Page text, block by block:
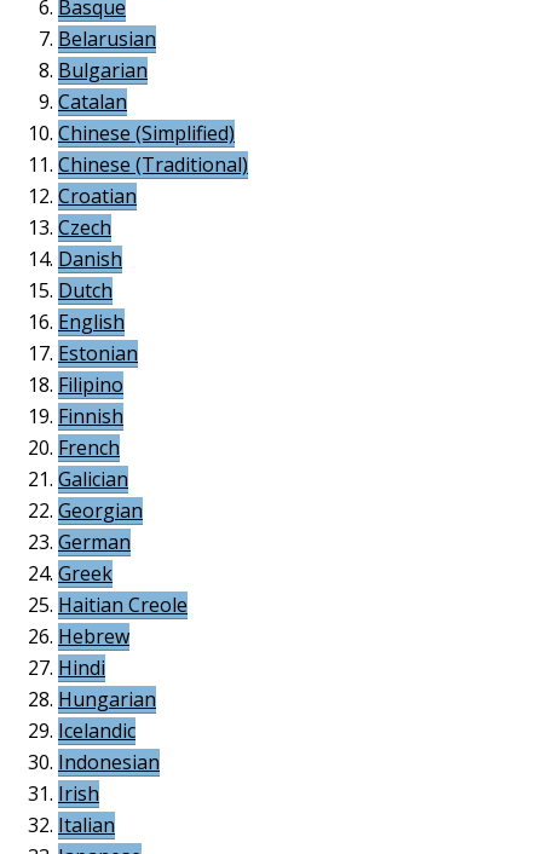
Basque
Belarusian
Bulgarian
Catalan
Chinese (Simplified)
Chinese (Traditional)
Croatian
Czech
Danish
Dutch
English
Estonian
Filipino
Finnish
French
Galician
Georgian
German
Greek
Haitian Creole
Hebrew
Hindi
Hungarian
Icelandic
Indonesian
Irish
Italian